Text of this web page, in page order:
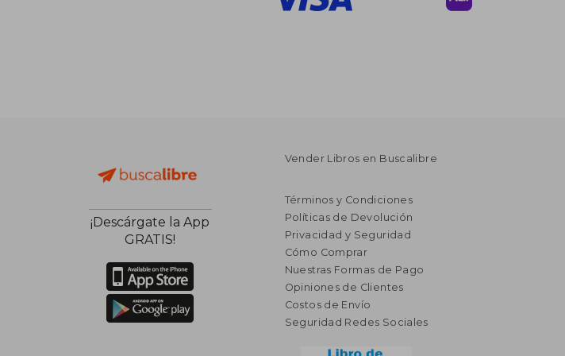
¡Descárgate la App
GRATIS!
Vender Libros en Buscalibre
Términos y Condiciones
Políticas de Devolución
Privacidad y Seguridad
Cómo Comprar
Nuestras Formas de Pago
Opiniones de Clientes
Costos de Envío
Seguridad Redes Sociales